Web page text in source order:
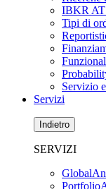
IBKR
Tipi di
Servizio
Servizi
Indietro
SERVIZI